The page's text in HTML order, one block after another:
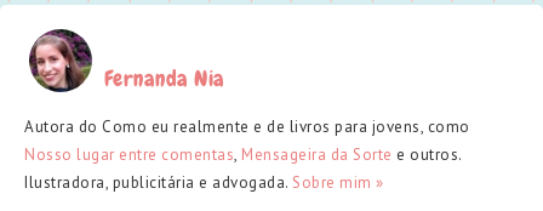
Fernanda Nia
Autora do Como eu realmente e de livros para jovens, como
Nosso lugar entre comentas, Mensageira da Sorte e outros.
Ilustradora, publicitária e advogada. Sobre mim »